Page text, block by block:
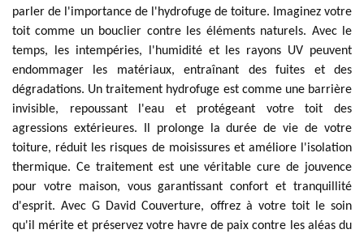
parler de l'importance de l'hydrofuge de toiture. Imaginez votre
toit comme un bouclier contre les éléments naturels. Avec le
temps, les intempéries, l'humidité et les rayons UV peuvent
endommager les matériaux, entraînant des fuites et des
dégradations. Un traitement hydrofuge est comme une barrière
invisible, repoussant l'eau et protégeant votre toit des
agressions extérieures. Il prolonge la durée de vie de votre
toiture, réduit les risques de moisissures et améliore l'isolation
thermique. Ce traitement est une véritable cure de jouvence
pour votre maison, vous garantissant confort et tranquillité
d'esprit. Avec G David Couverture, offrez à votre toit le soin
qu'il mérite et préservez votre havre de paix contre les aléas du